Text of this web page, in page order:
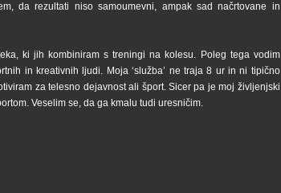
da rezultati niso samoumevni, ampak sad načrtovane in
ki jih kombiniram s treningi na kolesu. Poleg tega vodim
in kreativnih ljudi. Moja ‘služba’ ne traja 8 ur in ni tipično
za telesno dejavnost ali šport. Sicer pa je moj življenjski
Veselim se, da ga kmalu tudi uresničim.